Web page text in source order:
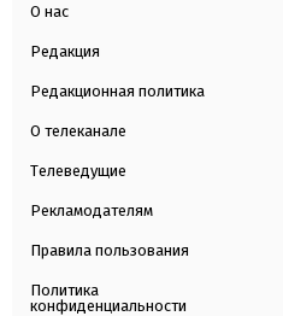
О нас
Редакция
Редакционная политика
О телеканале
Телеведущие
Рекламодателям
Правила пользования
Политика
конфиденциальности